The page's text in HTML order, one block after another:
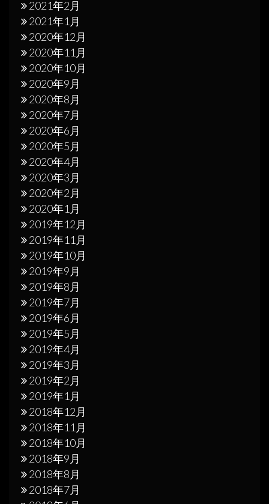
2021年2月
2021年1月
2020年12月
2020年11月
2020年10月
2020年9月
2020年8月
2020年7月
2020年6月
2020年5月
2020年4月
2020年3月
2020年2月
2020年1月
2019年12月
2019年11月
2019年10月
2019年9月
2019年8月
2019年7月
2019年6月
2019年5月
2019年4月
2019年3月
2019年2月
2019年1月
2018年12月
2018年11月
2018年10月
2018年9月
2018年8月
2018年7月